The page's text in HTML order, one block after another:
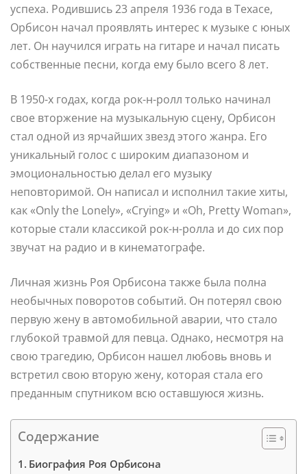
успеха. Родившись 23 апреля 1936 года в Техасе,
Орбисон начал проявлять интерес к музыке с юных
лет. Он научился играть на гитаре и начал писать
собственные песни, когда ему было всего 8 лет.
В 1950-х годах, когда рок-н-ролл только начинал
свое вторжение на музыкальную сцену, Орбисон
стал одной из ярчайших звезд этого жанра. Его
уникальный голос с широким диапазоном и
эмоциональностью делал его музыку
неповторимой. Он написал и исполнил такие хиты,
как «Only the Lonely», «Crying» и «Oh, Pretty Woman»,
которые стали классикой рок-н-ролла и до сих пор
звучат на радио и в кинематографе.
Личная жизнь Роя Орбисона также была полна
необычных поворотов событий. Он потерял свою
первую жену в автомобильной аварии, что стало
глубокой травмой для певца. Однако, несмотря на
свою трагедию, Орбисон нашел любовь вновь и
встретил свою вторую жену, которая стала его
преданным спутником всю оставшуюся жизнь.
Содержание
Биография Роя Орбисона